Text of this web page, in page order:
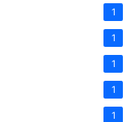
1
1
1
1
1